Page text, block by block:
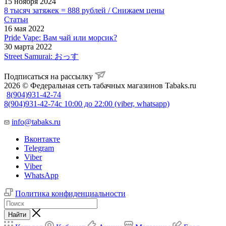
8 тысяч затяжек = 888 рублей / Снижаем цены
Статьи
16 мая 2022
Pride Vape: Вам чай или морсик?
30 марта 2022
Street Samurai: おっす
Подписаться на рассылку
2026 © Федеральная сеть табачных магазинов Tabaks.ru
8(904)931-42-74
8(904)931-42-74с 10:00 до 22:00 (viber, whatsapp)
info@tabaks.ru
Вконтакте
Telegram
Viber
Viber
WhatsApp
Политика конфиденциальности
Найти